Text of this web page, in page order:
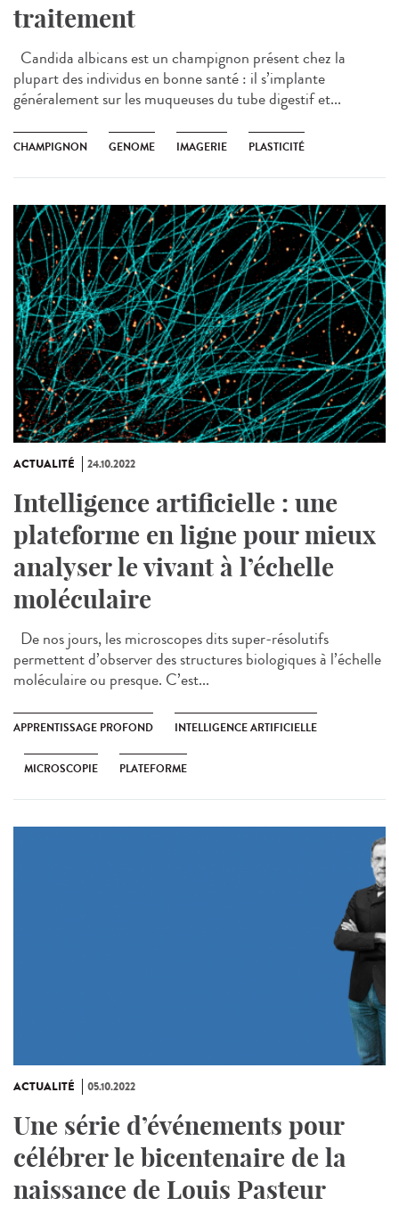
traitement
Candida albicans est un champignon présent chez la
plupart des individus en bonne santé : il s’implante
généralement sur les muqueuses du tube digestif et...
CHAMPIGNON GENOME IMAGERIE PLASTICITÉ
ACTUALITÉ 24.10.2022
Intelligence artificielle : une
plateforme en ligne pour mieux
analyser le vivant à l’échelle
moléculaire
De nos jours, les microscopes dits super-résolutifs
permettent d’observer des structures biologiques à l’échelle
moléculaire ou presque. C’est...
APPRENTISSAGE PROFOND INTELLIGENCE ARTIFICIELLE
MICROSCOPIE PLATEFORME
ACTUALITÉ 05.10.2022
Une série d’événements pour
célébrer le bicentenaire de la
naissance de Louis Pasteur